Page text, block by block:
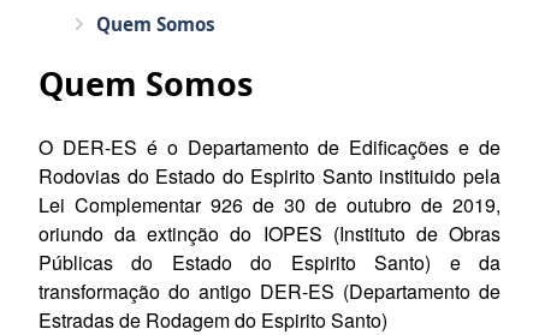
Quem Somos
Quem Somos
O DER-ES é o Departamento de Edificações e de
Rodovias do Estado do Espirito Santo instituido pela
Lei Complementar 926 de 30 de outubro de 2019,
oriundo da extinção do IOPES (Instituto de Obras
Públicas do Estado do Espirito Santo) e da
transformação do antigo DER-ES (Departamento de
Estradas de Rodagem do Espirito Santo)